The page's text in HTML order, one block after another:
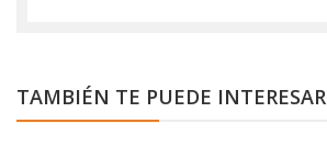
TAMBIÉN TE PUEDE INTERESAR